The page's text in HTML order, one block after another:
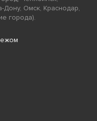
Дону, Омск, Краснодар,
города).